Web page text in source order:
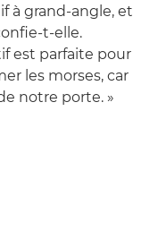
à grand-angle, et
t-elle.
est parfaite pour
les morses, car
notre porte. »